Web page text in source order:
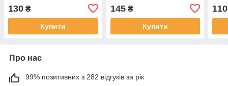
938, 969, 8586, 852D
130 ₴
Купити
145₴
Купити
110
Про нас
99% позитивних з 282 відгуків за рік